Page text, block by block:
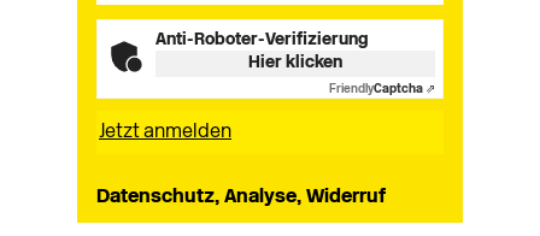
Anti-Roboter-Verifizierung
Hier klicken
FriendlyCaptcha ⇗
Datenschutz, Analyse, Widerruf